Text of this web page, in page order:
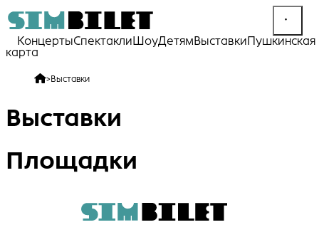
КонцертыСпектакли ШоуДетямВыставкиПушкинская
карта
>Выставки
Выставки
Площадки